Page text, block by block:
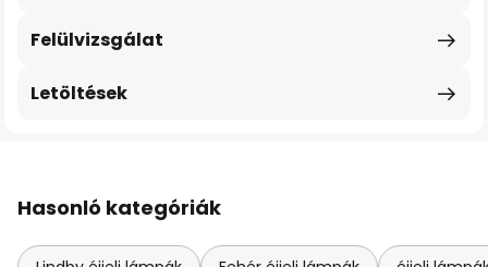
Felülvizsgálat
Letöltések
Hasonló kategóriák